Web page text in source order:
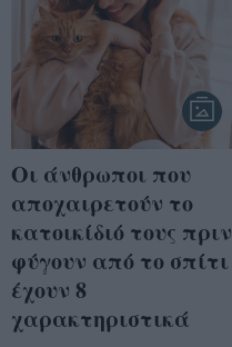
Οι άνθρωποι που
αποχαιρετούν το
κατοικίδιό τους πριν
φύγουν από το σπίτι
έχουν 8
χαρακτηριστικά